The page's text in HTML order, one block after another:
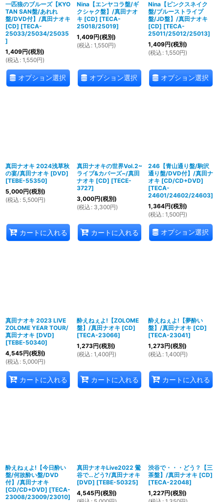
一匹狼のブルーズ【KYO
TAN SAN盤/あれれ
盤/DVD付】/真田ナオキ
[CD] [TECA-
25033/25034/25035
]
1,409円(税別)
(税込 : 1,550円)
オプション選択
Nina【エンヤコラ盤/ギ
クシャク盤】/真田ナオ
キ [CD] [TECA-
25018/25019]
1,409円(税別)
(税込 : 1,550円)
オプション選択
Nina【ピンクスネイク
盤/ブルーストライプ
盤/JD盤】/真田ナオキ
[CD] [TECA-
25011/25012/25013]
1,409円(税別)
(税込 : 1,550円)
オプション選択
真田ナオキ 2024浅草秋
の宴/真田ナオキ [DVD]
[TEBE-55350]
5,000円(税別)
(税込 : 5,500円)
カートに入れる
真田ナオキの世界Vol.2~
ライブ&カバーズ~/真田
ナオキ [CD] [TECE-
3727]
3,000円(税別)
(税込 : 3,300円)
カートに入れる
246【青山通り盤/駒沢
通り盤/DVD付】/真田ナ
オキ [CD/CD+DVD]
[TECA-
24601/24602/24603]
1,364円(税別)
(税込 : 1,500円)
オプション選択
真田ナオキ 2023 LIVE
ZOLOME YEAR TOUR/
真田ナオキ [DVD]
[TEBE-50340]
4,545円(税別)
(税込 : 5,000円)
カートに入れる
酔えねぇよ!【ZOLOME
盤】/真田ナオキ [CD]
[TECA-23066]
1,273円(税別)
(税込 : 1,400円)
カートに入れる
酔えねぇよ!【夢酔い
盤】/真田ナオキ [CD]
[TECA-23041]
1,273円(税別)
(税込 : 1,400円)
カートに入れる
酔えねぇよ!【今日酔い
盤/何故酔い盤/DVD
付】/真田ナオキ
[CD/CD+DVD] [TECA-
23008/23009/23010]
真田ナオキLive2022 鶯
谷で…どう?/真田ナオキ
[DVD] [TEBE-50325]
4,545円(税別)
渋谷で・・・どう？【三
茶盤】/真田ナオキ [CD]
[TECA-22048]
1,227円(税別)